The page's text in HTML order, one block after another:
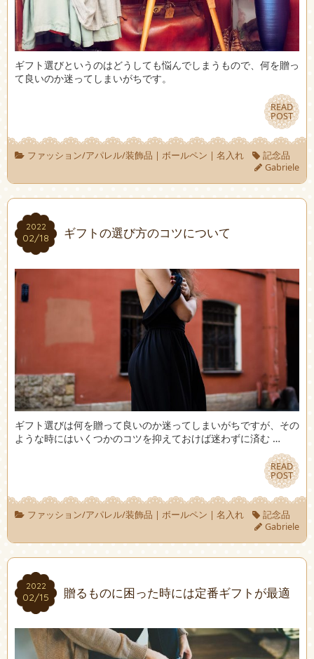
ギフト選びというのはどうしても悩んでしまうもので、何を贈っ
て良いのか迷ってしまいがちです。
READ
POST
READ
POST
ファッション/アパレル/装飾品 | ボールペン | 名入れ
記念品
Gabriele
2022
02/18
2022
02/18 ギフトの選び方のコツについて
ギフト選びは何を贈って良いのか迷ってしまいがちですが、その
ような時にはいくつかのコツを抑えておけば迷わずに済む …
READ
POST
READ
POST
ファッション/アパレル/装飾品 | ボールペン | 名入れ
記念品
Gabriele
2022
02/15
2022
02/15 贈るものに困った時には定番ギフトが最適